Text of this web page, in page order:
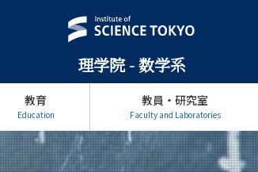
理学院 - 数学系
教育
Education
教員・研究室
Faculty and Laboratories